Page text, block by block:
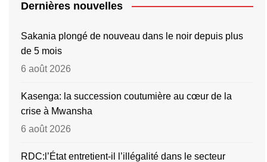
Dernières nouvelles
Sakania plongé de nouveau dans le noir depuis plus
de 5 mois
6 août 2026
Kasenga: la succession coutumière au cœur de la
crise à Mwansha
6 août 2026
RDC:l’État entretient-il l’illégalité dans le secteur